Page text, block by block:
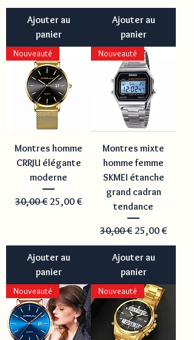
Ajouter au
panier
Ajouter au
panier
Nouveauté
Montres homme
CRRJU élégante
moderne
Prix original
30,00 € Prix promotionnel
25,00 €
Ajouter au
panier
Nouveauté
Montres mixte
homme femme
SKMEI étanche
grand cadran
tendance
Prix original
30,00 € Prix
25,00 €
Ajouter au
panier
Nouveauté Nouveauté